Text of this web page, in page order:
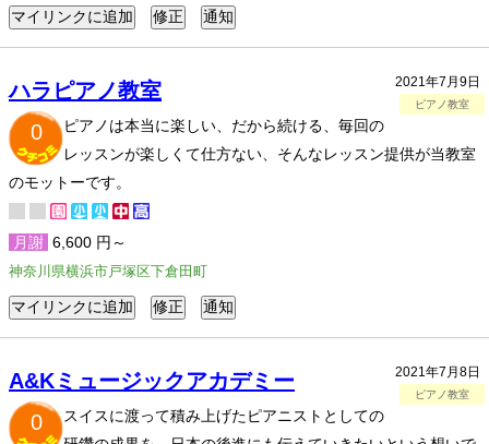
2021年7月9日
ピアノ教室
ハラピアノ教室
0
ピアノは本当に楽しい、だから続ける、毎回の
レッスンが楽しくて仕方ない、そんなレッスン提供が当教室
のモットーです。
月謝 6,600 円～
神奈川県横浜市戸塚区下倉田町
2021年7月8日
ピアノ教室
A&Kミュージックアカデミー
0
スイスに渡って積み上げたピアニストとしての